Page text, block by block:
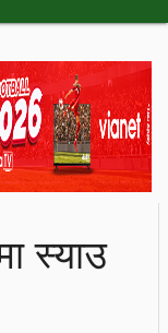
स्याउ